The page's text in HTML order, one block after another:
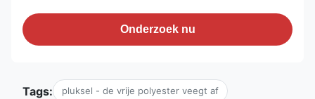
Onderzoek nu
Tags: pluksel - de vrije polyester veegt af